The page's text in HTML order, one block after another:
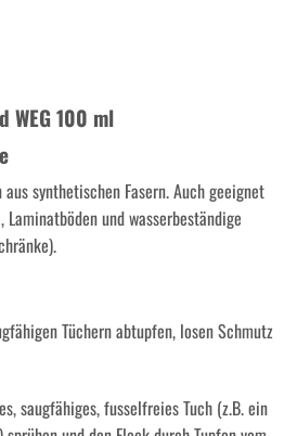
WEG 100 ml
synthetischen Fasern. Auch geeignet
und wasserbeständige
Tüchern abtupfen, losen Schmutz
saugfähiges, fusselfreies Tuch (z.B. ein